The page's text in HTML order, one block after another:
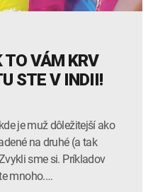
TO VÁM KRV
STE V INDII!
je muž dôležitejší ako
na druhé (a tak
sme si. Príkladov
mnoho.…